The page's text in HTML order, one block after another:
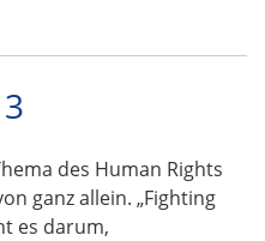
des Human Rights
ganz allein. „Fighting
es darum,